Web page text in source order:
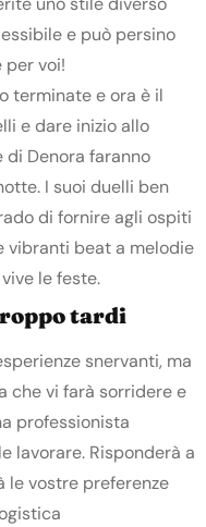
e può persino
per voi!
terminate e ora è il
e dare inizio allo
di Denora faranno
I suoi duelli ben
di fornire agli ospiti
vibranti beat a melodie
le feste.
tardi
snervanti, ma
che vi farà sorridere e
professionista
lavorare. Risponderà a
le vostre preferenze